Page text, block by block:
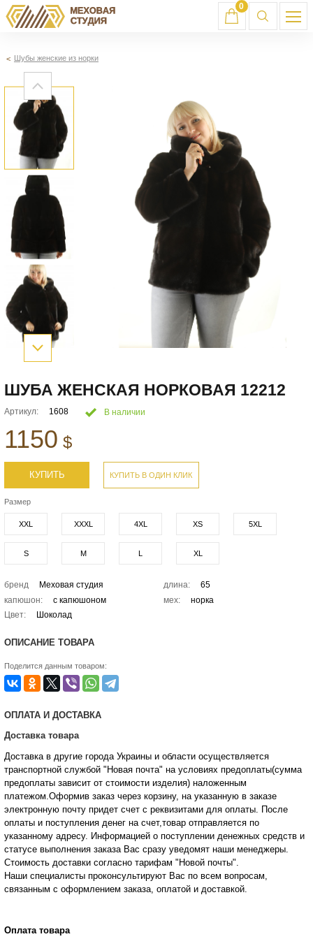
0
Шубы женские из норки
ШУБА ЖЕНСКАЯ НОРКОВАЯ 12212
Артикул: 1608 В наличии
1150 $
КУПИТЬ КУПИТЬ В ОДИН КЛИК
Размер
XXL XXXL 4XL XS 5XL
S M XL
бренд Меховая студия длина:
65
капюшон:
с капюшоном мех:
норка
Цвет:
Шоколад
ОПИСАНИЕ ТОВАРА
Поделится данным товаром:
ОПЛАТА И ДОСТАВКА
Доставка товара
Доставка в другие города Украины и области осуществляется
транспортной службой "Новая почта" на условиях предоплаты(сумма
предоплаты зависит от стоимости изделия) наложенным
платежом.Оформив заказ через корзину, на указанную в заказе
электронную почту придет счет с реквизитами для оплаты. После
оплаты и поступления денег на счет,товар отправляется по
указанному адресу. Информацией о поступлении денежных средств и
статусе выполнения заказа Вас сразу уведомят наши менеджеры.
Стоимость доставки согласно тарифам "Новой почты".
Наши специалисты проконсультируют Вас по всем вопросам,
связанным с оформлением заказа, оплатой и доставкой.
Оплата товара